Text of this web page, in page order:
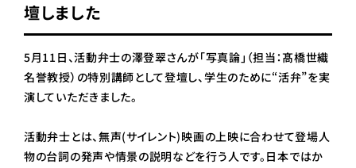
壇しました
5月11日、活動弁士の澤登翠さんが「写真論」（担当：髙橋世織
名誉教授）の特別講師として登壇し、学生のために“活弁”を実
演していただきました。
活動弁士とは、無声(サイレント)映画の上映に合わせて登場人
物の台詞の発声や情景の説明などを行う人です。日本ではか